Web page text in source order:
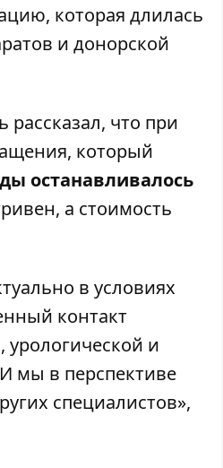
которая длилась
и донорской
что при
который
останавливалось
а стоимость
в условиях
контакт
урологической и
мы в перспективе
специалистов»,